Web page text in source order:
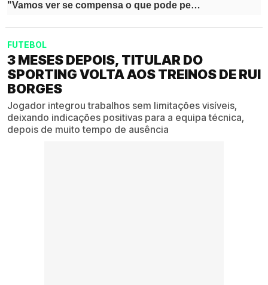
FUTEBOL
3 MESES DEPOIS, TITULAR DO
SPORTING VOLTA AOS TREINOS DE RUI
BORGES
Jogador integrou trabalhos sem limitações visíveis,
deixando indicações positivas para a equipa técnica,
depois de muito tempo de ausência